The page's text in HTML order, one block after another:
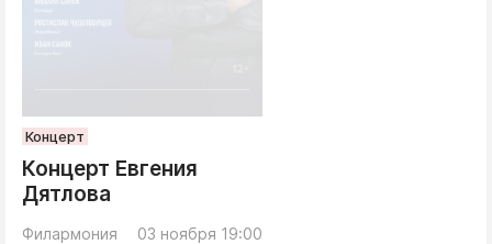
Концерт
Концерт Евгения
Дятлова
03 ноября 19:00
Филармония